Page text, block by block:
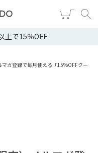
上で15％OFF
マガ登録で毎月使える「15%OFFクー
ログイン